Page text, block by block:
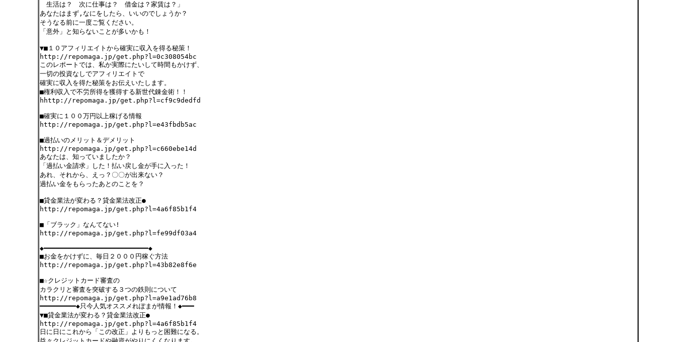
生活は？ 次に仕事は？ 借金は？家賃は？」
あなたはまず,なにをしたら、いいのでしょうか？
そうなる前に一度ご覧ください。
「意外」と知らないことが多いかも！
▼■１０アフィリエイトから確実に収入を得る秘策！
http://repomaga.jp/get.php?l=0c308054bc
このレポートでは、私か実際にたいして時間もかけず、
一切の投資なしでアフィリエイトで
確実に収入を得た秘策をお伝えいたします。
■権利収入で不労所得を獲得する新世代錬金術！！
hhttp://repomaga.jp/get.php?l=cf9c9dedfd
■確実に１００万円以上稼げる情報
http://repomaga.jp/get.php?l=e43fbdb5ac
■過払いのメリット＆デメリット
http://repomaga.jp/get.php?l=c660ebe14d
あなたは、知っていましたか？
「過払い金請求」した！払い戻し金が手に入った！
あれ、それから、えっ？〇〇が出来ない？
過払い金をもらったあとのことを？
■貸金業法が変わる？貸金業法改正●
http://repomaga.jp/get.php?l=4a6f85b1f4
■「ブラック」なんてない!
http://repomaga.jp/get.php?l=fe99df03a4
◆━━━━━━━━━━━━━━━━━━━━━━━━━━◆
■お金をかけずに、毎日２０００円稼ぐ方法
http://repomaga.jp/get.php?l=43b82e8f6e
■☆クレジットカード審査の
カラクリと審査を突破する３つの鉄則について
http://repomaga.jp/get.php?l=a9e1ad76b8
━━━━━━━━━◆只今人気オススメれぽまが情報！◆━━━
▼■貸金業法が変わる？貸金業法改正●
http://repomaga.jp/get.php?l=4a6f85b1f4
日に日にこれから「この改正」よりもっと困難になる。